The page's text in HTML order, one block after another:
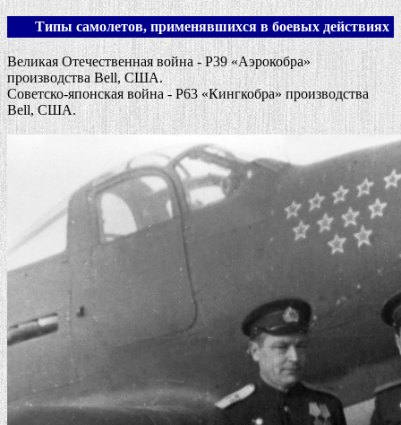
Типы самолетов, применявшихся в боевых действиях
Великая Отечественная война - P39 «Аэрокобра»
производства Bell, США.
Советско-японская война - P63 «Кингкобра» производства
Bell, США.